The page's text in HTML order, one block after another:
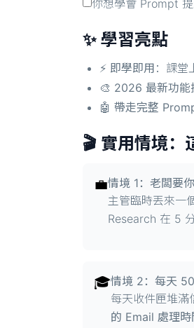
你想學會 Prompt
✨ 學習亮點
⚡ 即學即用 ：課堂
🎨 2026 最新功能
🤖 帶走完整
🎬 實用情境：
💼情境 1：老闆要
主管臨時丟來一
Research 在 5
🎓情境 2：每天
每天收件匣堆
的 Email 處理時